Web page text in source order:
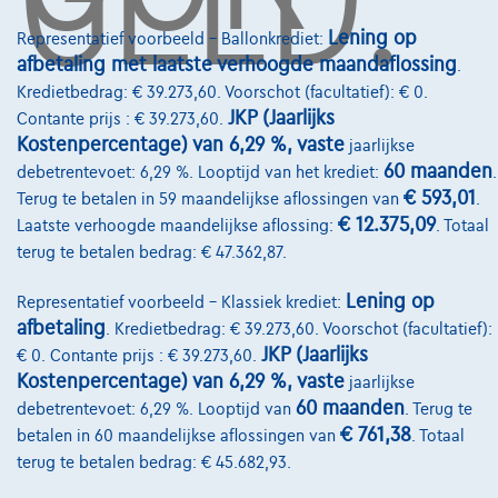
Representatief voorbeeld – Ballonkrediet: Lening op
afbetaling met laatste verhoogde maandaflossing
Kredietbedrag: € 39.273,60. Voorschot (facultatief): € 0.
Contante prijs : € 39.273,60. JKP (Jaarlijks
Kostenpercentage) van 6,29 %, vaste jaarlijkse
debetrentevoet: 6,29 %. Looptijd van het krediet: 60 maanden
Terug te betalen in 59 maandelijkse aflossingen van € 593,01
Laatste verhoogde maandelijkse aflossing: € 12.375,09. Totaal
terug te betalen bedrag: € 47.362,87.
Representatief voorbeeld – Klassiek krediet: Lening op
afbetaling . Kredietbedrag: € 39.273,60. Voorschot (facultatief):
€ 0. Contante prijs : € 39.273,60. JKP (Jaarlijks
Kostenpercentage) van 6,29 %, vaste jaarlijkse
debetrentevoet: 6,29 %. Looptijd van 60 maanden . Terug te
betalen in 60 maandelijkse aflossingen van € 761,38 . Totaal
terug te betalen bedrag: € 45.682,93.
Over Ons
Word klant
Wie zijn we
Kwaliteitscharter
Onze dealers
Onze team
Contact
@2024 TCS Mobility SA/NV Copyright